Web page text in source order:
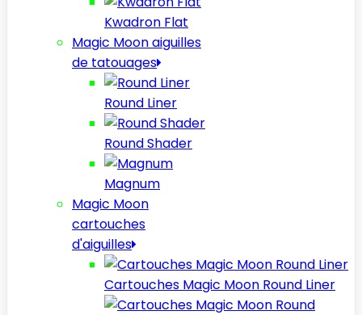
Kwadron Flat
Magic Moon aiguilles
de tatouages
Round Liner
Round Shader
Magnum
Magic Moon
cartouches
d'aiguilles
Cartouches Magic Moon Round Liner